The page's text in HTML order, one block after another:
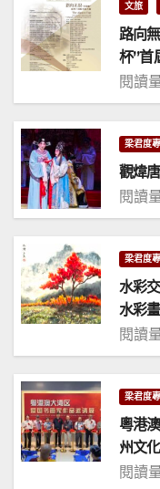
文旅
路向
杯”首
閱讀
梁君度
觀煒
閱讀
梁君度
水彩
水彩
閱讀
梁君度
粵港
州文
閱讀